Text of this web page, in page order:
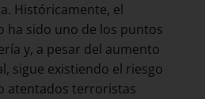
Históricamente, el
sido uno de los puntos
y, a pesar del aumento
sigue existiendo el riesgo
atentados terroristas